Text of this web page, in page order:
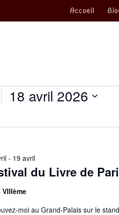
Accueil
18 avril 2026
date.
du Livre de
- 19 avril
VIIIème
moi au Grand-Palais sur le